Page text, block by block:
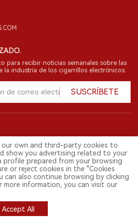
para recibir noticias semanales sobre las
la industria de los cigarrillos electrónicos.
SUSCRÍBETE
Technology Co.,Ltd. Todos los derechos
profesionales de la industria,
profesionales. El acceso por menores
a usuarios fuera del territorio chino
la China continental, por favor
our own and third-party cookies to
show you advertising related to your
profile prepared from your browsing
or reject cookies in the "Cookies
also continue browsing by clicking
more information, you can visit our
Accept All